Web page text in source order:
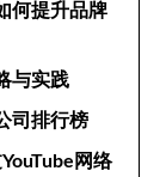
何提升品牌
与实践
司排行榜
网络